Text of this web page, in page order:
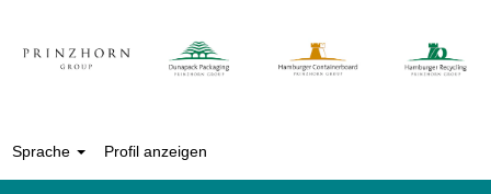
Sprache Profil anzeigen